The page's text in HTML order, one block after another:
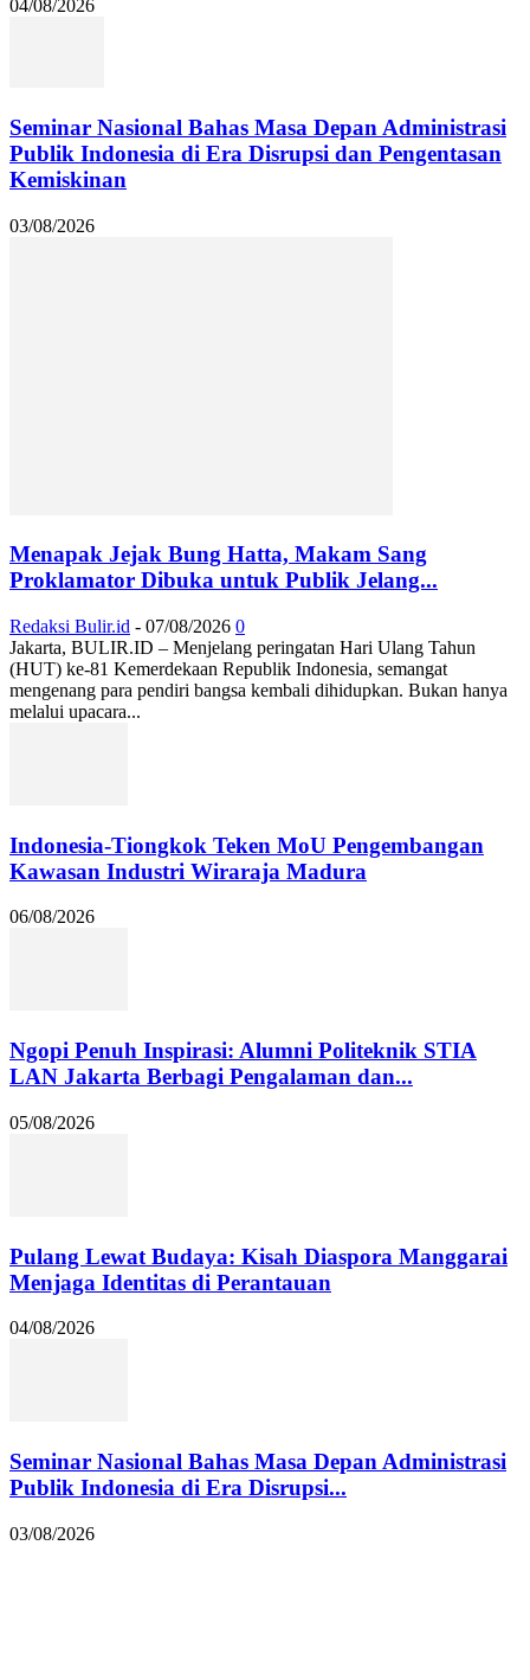
04/08/2026
Seminar Nasional Bahas Masa Depan Administrasi
Publik Indonesia di Era Disrupsi dan Pengentasan
Kemiskinan
03/08/2026
Menapak Jejak Bung Hatta, Makam Sang
Proklamator Dibuka untuk Publik Jelang...
Redaksi Bulir.id - 07/08/2026 0
Jakarta, BULIR.ID – Menjelang peringatan Hari Ulang Tahun
(HUT) ke-81 Kemerdekaan Republik Indonesia, semangat
mengenang para pendiri bangsa kembali dihidupkan. Bukan hanya
melalui upacara...
Indonesia-Tiongkok Teken MoU Pengembangan
Kawasan Industri Wiraraja Madura
06/08/2026
Ngopi Penuh Inspirasi: Alumni Politeknik STIA
LAN Jakarta Berbagi Pengalaman dan...
05/08/2026
Pulang Lewat Budaya: Kisah Diaspora Manggarai
Menjaga Identitas di Perantauan
04/08/2026
Seminar Nasional Bahas Masa Depan Administrasi
Publik Indonesia di Era Disrupsi...
03/08/2026